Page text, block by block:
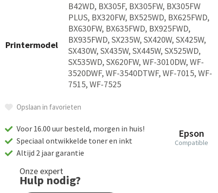
Printermodel
B42WD, BX305F, BX305FW, BX305FW
PLUS, BX320FW, BX525WD, BX625FWD,
BX630FW, BX635FWD, BX925FWD,
BX935FWD, SX235W, SX420W, SX425W,
SX430W, SX435W, SX445W, SX525WD,
SX535WD, SX620FW, WF-3010DW, WF-
3520DWF, WF-3540DTWF, WF-7015, WF-
7515, WF-7525
Opslaan in favorieten
Epson
Compatible
Voor 16.00 uur besteld, morgen in huis!
Speciaal ontwikkelde toner en inkt
Altijd 2 jaar garantie
Onze expert
Hulp nodig?